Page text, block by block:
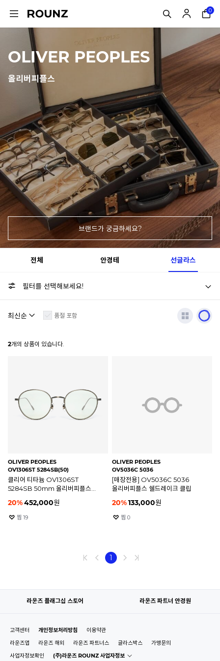
0
OLIVER PEOPLES
올리버피플스
브랜드가 궁금하세요?
전체 안경테 선글라스
필터를 선택해보세요!
품절 포함
2개의 상품이 있습니다.
OLIVER PEOPLES
OV1306ST 5284SB(50)
클리어 티타늄 OV1306ST
5284SB 50mm 올리버피플스
20%452,000원
찜 19
OLIVER PEOPLES
OV5036C 5036
[매장전용] OV5036C 5036
올리버피플스 쉘드레이크 클립
20%133,000원
찜 0
1
라운즈 플래그십 스토어 라운즈 파트너 안경원
고객센터 개인정보처리방침
이용약관
라운즈앱
라운즈 해외 라운즈 파트너스 글라스박스
가맹문의
사업자정보확인
(주)라운즈 ROUNZ 사업자정보